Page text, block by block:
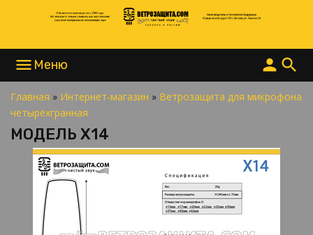
menu search
person
INFO@ВЕТРОЗАЩИТА.COM
Главная » Интернет-магазин » Ветрозащита для микрофона
четырёхгранная
МОДЕЛЬ X14